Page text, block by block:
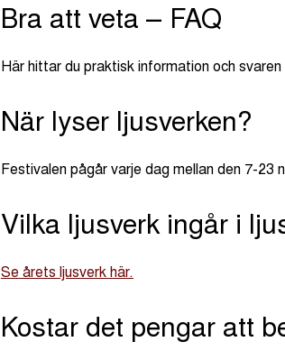
Bra att veta – FAQ
Här hittar du praktisk information och
När lyser ljusverken?
Festivalen pågår varje dag mellan den 7-23
Vilka ljusverk ingår i
Se årets ljusverk här.
Kostar det pengar att